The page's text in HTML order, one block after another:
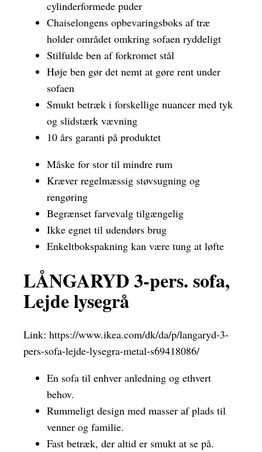
cylinderformede puder
Chaiselongens opbevaringsboks af træ
holder området omkring sofaen ryddeligt
Stilfulde ben af forkromet stål
Høje ben gør det nemt at gøre rent under
sofaen
Smukt betræk i forskellige nuancer med tyk
og slidstærk vævning
10 års garanti på produktet
Måske for stor til mindre rum
Kræver regelmæssig støvsugning og
rengøring
Begrænset farvevalg tilgængelig
Ikke egnet til udendørs brug
Enkeltbokspakning kan være tung at løfte
LÅNGARYD 3-pers. sofa,
Lejde lysegrå
Link: https://www.ikea.com/dk/da/p/langaryd-3-
pers-sofa-lejde-lysegra-metal-s69418086/
En sofa til enhver anledning og ethvert
behov.
Rummeligt design med masser af plads til
venner og familie.
Fast betræk, der altid er smukt at se på.